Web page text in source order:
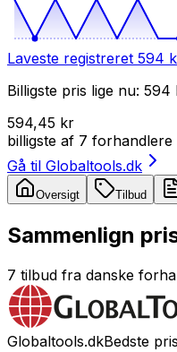
Laveste registreret 594
Billigste pris lige nu:
594,45 kr
billigste af 7 forhandlere
Gå til Globaltools.dk
Oversigt Tilbud
Sammenlign
7 tilbud fra danske
Globaltools.dkBedste pris